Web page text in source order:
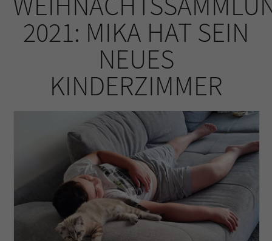
2021: MIKA HAT SEIN
NEUES
KINDERZIMMER